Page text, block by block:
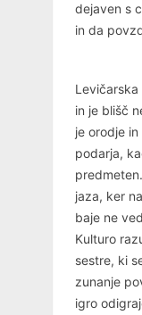
dejaven s
in da
in je blišč
je orodje
podarja,
jaza, ker
baje ne
Kulturo
sestre, ki
zunanje
igro